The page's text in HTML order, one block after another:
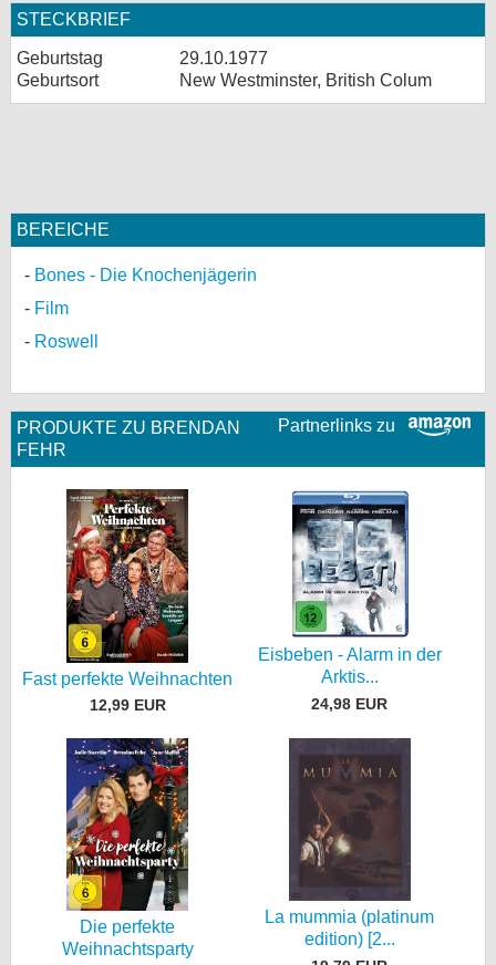
STECKBRIEF
Geburtstag
29.10.1977
Geburtsort
New Westminster, British Colum
BEREICHE
Bones - Die Knochenjägerin
Film
Roswell
Partnerlinks zu
PRODUKTE ZU BRENDAN
FEHR
Fast perfekte Weihnachten
12,99 EUR
Eisbeben - Alarm in der
Arktis...
24,98 EUR
Die perfekte
Weihnachtsparty
La mummia (platinum
edition) [2...